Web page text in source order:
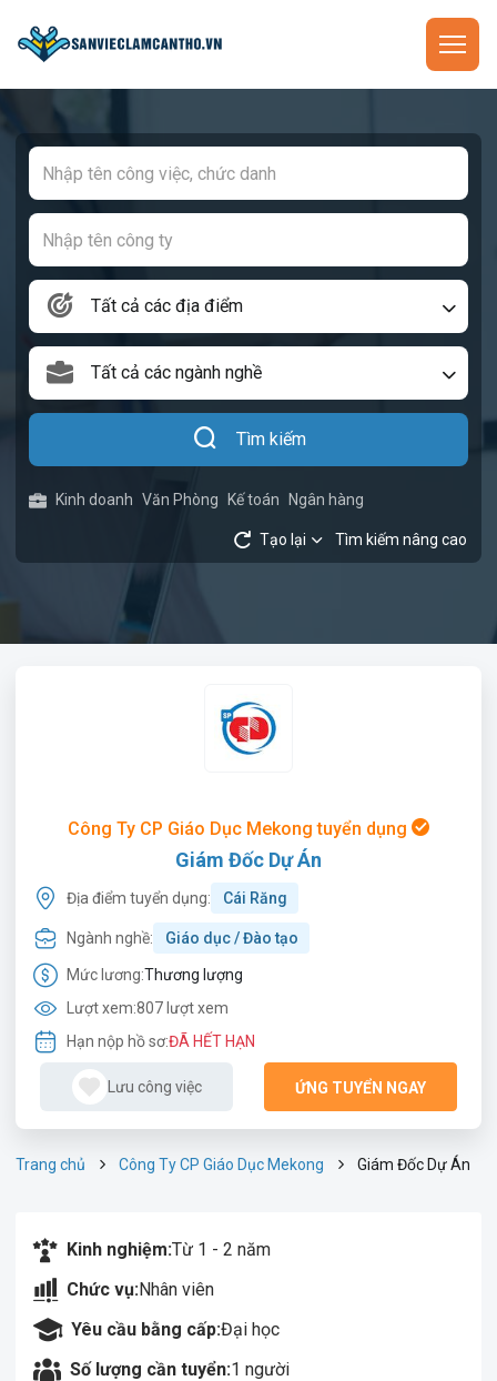
Tất cả các địa điểm
Tất cả các ngành nghề
Tìm kiếm
Kinh doanh Văn Phòng Kế toán Ngân hàng
Tạo lại Tìm kiếm nâng cao
Công Ty CP Giáo Dục Mekong tuyển dụng
Giám Đốc Dự Án
Địa điểm tuyển dụng: Cái Răng
Ngành nghề: Giáo dục / Đào tạo
Mức lương:Thương lượng
Lượt xem:807 lượt xem
Hạn nộp hồ sơ:ĐÃ HẾT HẠN
Lưu công việc ỨNG TUYỂN NGAY
Trang chủ Công Ty CP Giáo Dục Mekong Giám Đốc Dự Án
Kinh nghiệm:Từ 1 - 2 năm
Chức vụ:Nhân viên
Yêu cầu bằng cấp:Đại học
Số lượng cần tuyển:1 người